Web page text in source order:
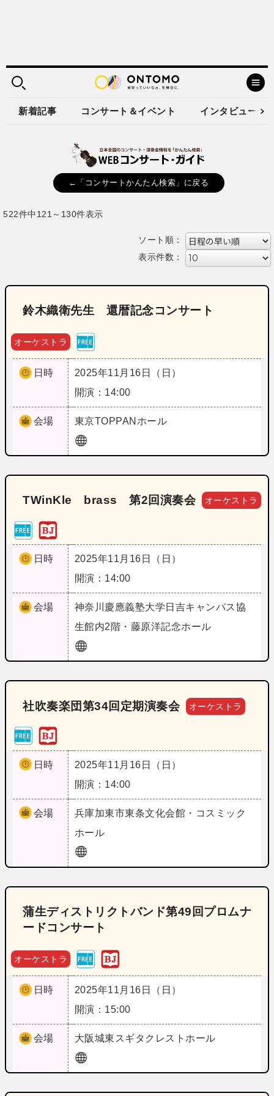
新着記事 コンサート＆イベント インタビュー
←「コンサートかんたん検索」に戻る
522件中121～130件表示
ソート順：
表示件数：
鈴木織衛先生 還暦記念コンサート
オーケストラ
日時
2025年11月16日（日）
開演：14:00
会場 東京TOPPANホール
TWinKle brass 第2回演奏会 オーケストラ
日時
2025年11月16日（日）
開演：14:00
会場 神奈川 慶應義塾大学日吉キャンパス協
生館内2階・藤原洋記念ホール
社吹奏楽団第34回定期演奏会 オーケストラ
日時
2025年11月16日（日）
開演：14:00
会場 兵庫加東市東条文化会館・コスミック
ホール
蒲生ディストリクトバンド第49回プロムナ
ードコンサート
オーケストラ
日時
2025年11月16日（日）
開演：15:00
会場 大阪城東スギタクレストホール